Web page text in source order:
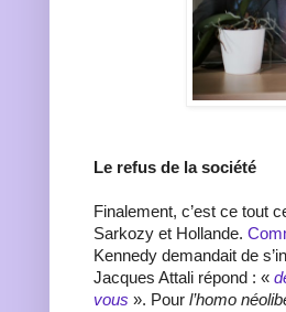
Le refus de la société
Finalement, c’est ce tout
Sarkozy et Hollande.
Kennedy demandait de
Jacques Attali répond : «
vous ». Pour l’homo